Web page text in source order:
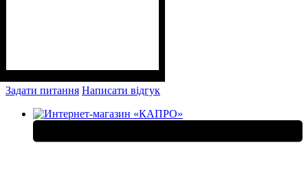
Задати питання Написати відгук